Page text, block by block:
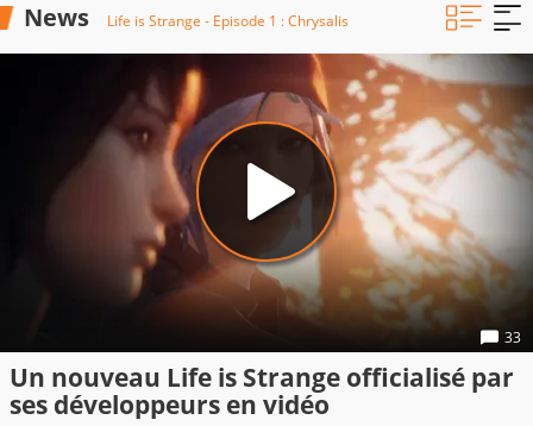
News Life is Strange - Episode 1 : Chrysalis
33
Un nouveau Life is Strange officialisé par
ses développeurs en vidéo